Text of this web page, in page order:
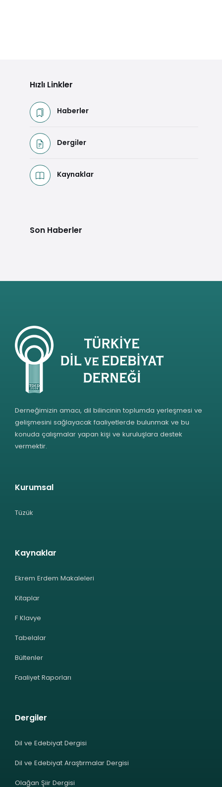
Hızlı Linkler
Haberler
Dergiler
Kaynaklar
Son Haberler
Derneğimizin amacı, dil bilincinin toplumda yerleşmesi ve
gelişmesini sağlayacak faaliyetlerde bulunmak ve bu
konuda çalışmalar yapan kişi ve kuruluşlara destek
vermektir.
Kurumsal
Tüzük
Kaynaklar
Ekrem Erdem Makaleleri
Kitaplar
F Klavye
Tabelalar
Bültenler
Faaliyet Raporları
Dergiler
Dil ve Edebiyat Dergisi
Dil ve Edebiyat Araştırmalar Dergisi
Olağan Şiir Dergisi